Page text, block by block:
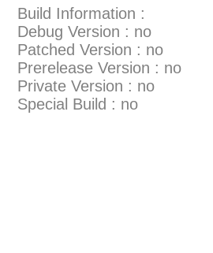
Build Information :
Debug Version : no
Patched Version : no
Prerelease Version : no
Private Version : no
Special Build : no